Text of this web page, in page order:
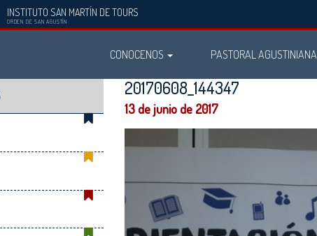
INSTITUTO SAN MARTÍN DE TOURS
ORDEN DE SAN AGUSTÍN
CONOCENOS PASTORAL AGUSTINIANA
20170608_144347
13 de junio de 2017